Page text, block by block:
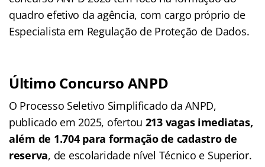
quadro efetivo da agência, com cargo próprio de
Especialista em Regulação de Proteção de Dados.
Último Concurso ANPD
O Processo Seletivo Simplificado da ANPD,
publicado em 2025, ofertou 213 vagas imediatas,
além de 1.704 para formação de cadastro de
reserva, de escolaridade nível Técnico e Superior.